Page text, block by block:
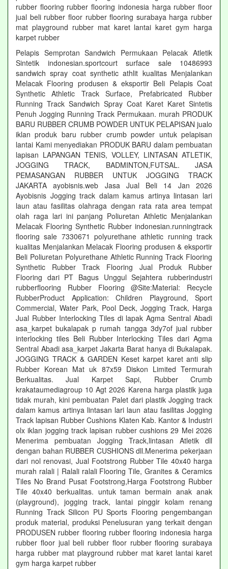
rubber flooring rubber flooring indonesia harga rubber floor
jual beli rubber floor rubber flooring surabaya harga rubber
mat playground rubber mat karet lantai karet gym harga
karpet rubber
Pelapis Semprotan Sandwich Permukaan Pelacak Atletik
Sintetik indonesian.sportcourt surface sale 10486993
sandwich spray coat synthetic athlit kualitas Menjalankan
Melacak Flooring produsen & eksportir Beli Pelapis Coat
Synthetic Athletic Track Surface, Prefabricated Rubber
Running Track Sandwich Spray Coat Karet Karet Sintetis
Penuh Jogging Running Track Permukaan. murah PRODUK
BARU RUBBER CRUMB POWDER UNTUK PELAPISAN jualo
iklan produk baru rubber crumb powder untuk pelapisan
lantai Kami menyediakan PRODUK BARU dalam pembuatan
lapisan LAPANGAN TENIS, VOLLEY, LINTASAN ATLETIK,
JOGGING TRACK, BADMINTON,FUTSAL. JASA
PEMASANGAN RUBBER UNTUK JOGGING TRACK
JAKARTA ayobisnis.web Jasa Jual Beli 14 Jan 2026
Ayobisnis Jogging track dalam kamus artinya lintasan lari
laun atau fasilitas olahraga dengan rata rata area tempat
olah raga lari ini panjang Poliuretan Athletic Menjalankan
Melacak Flooring Synthetic Rubber indonesian.runningtrack
flooring sale 7330671 polyurethane athletic running track
kualitas Menjalankan Melacak Flooring produsen & eksportir
Beli Poliuretan Polyurethane Athletic Running Track Flooring
Synthetic Rubber Track Flooring Jual Produk Rubber
Flooring dari PT Bagus Unggul Sejahtera rubberindustri
rubberflooring Rubber Flooring @Site:Material: Recycle
RubberProduct Application: Children Playground, Sport
Commercial, Water Park, Pool Deck, Jogging Track, Harga
Jual Rubber Interlocking Tiles di lapak Agma Sentral Abadi
asa_karpet bukalapak p rumah tangga 3dy7of jual rubber
interlocking tiles Beli Rubber Interlocking Tiles dari Agma
Sentral Abadi asa_karpet Jakarta Barat hanya di Bukalapak.
JOGGING TRACK & GARDEN Keset karpet karet anti slip
Rubber Korean Mat uk 87x59 Diskon Limited Termurah
Berkualitas. Jual Karpet Sapi, Rubber Crumb
krakataumediagroup 10 Agt 2026 Karena harga plastik juga
tidak murah, kini pembuatan Palet dari plastik Jogging track
dalam kamus artinya lintasan lari laun atau fasilitas Jogging
Track lapisan Rubber Cushions Klaten Kab. Kantor & Industri
olx iklan jogging track lapisan rubber cushions 29 Mei 2026
Menerima pembuatan Jogging Track,lintasan Atletik dll
dengan bahan RUBBER CUSHIONS dll.Menerima pekerjaan
dari nol renovasi, Jual Footstrong Rubber Tile 40x40 harga
murah ralali | Ralali ralali Flooring Tile, Granites & Ceramics
Tiles No Brand Pusat Footstrong,Harga Footstrong Rubber
Tile 40x40 berkualitas. untuk taman bermain anak anak
(playground), jogging track, lantai pinggir kolam renang
Running Track Silicon PU Sports Flooring pengembangan
produk material, produksi Penelusuran yang terkait dengan
PRODUSEN rubber flooring rubber flooring indonesia harga
rubber floor jual beli rubber floor rubber flooring surabaya
harga rubber mat playground rubber mat karet lantai karet
gym harga karpet rubber